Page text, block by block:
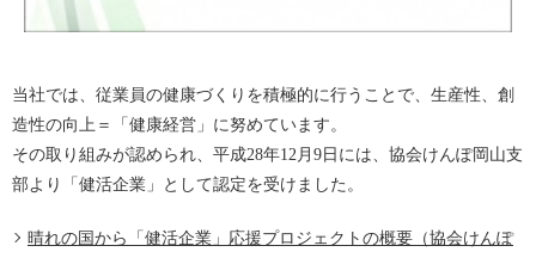
当社では、従業員の健康づくりを積極的に行うことで、生産性、創
造性の向上＝「健康経営」に努めています。
その取り組みが認められ、平成28年12月9日には、協会けんぽ岡山支
部より「健活企業」として認定を受けました。
晴れの国から「健活企業」応援プロジェクトの概要（協会けんぽ